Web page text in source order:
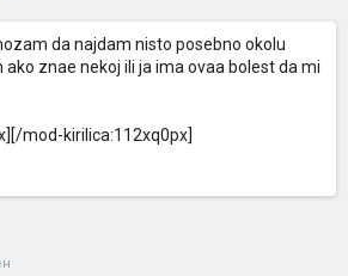
da najdam nisto posebno okolu
znae nekoj ili ja ima ovaa bolest da mi
mod-kirilica:112xq0px]